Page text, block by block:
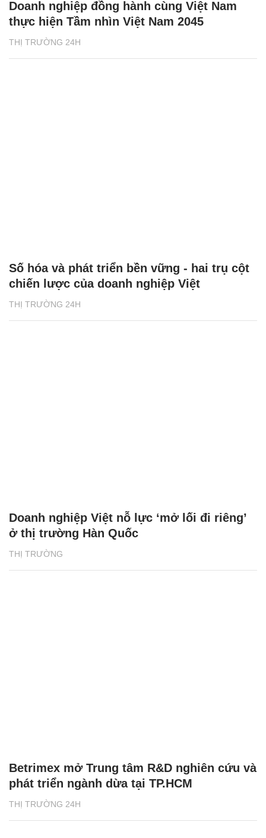
THỊ TRƯỜNG 24H
Doanh nghiệp đồng hành cùng Việt Nam
thực hiện Tầm nhìn Việt Nam 2045
THỊ TRƯỜNG 24H
Số hóa và phát triển bền vững - hai trụ cột
chiến lược của doanh nghiệp Việt
THỊ TRƯỜNG
Doanh nghiệp Việt nỗ lực ‘mở lối đi riêng’
ở thị trường Hàn Quốc
THỊ TRƯỜNG 24H
Betrimex mở Trung tâm R&D nghiên cứu và
phát triển ngành dừa tại TP.HCM